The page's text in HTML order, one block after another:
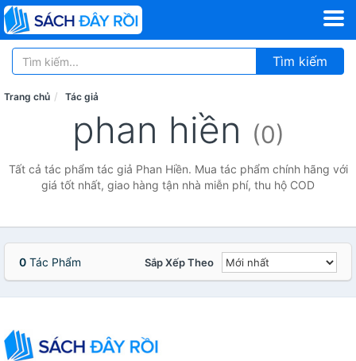
Tìm kiếm
Trang chủ Tác giả
phan hiền (0)
Tất cả tác phẩm tác giả Phan Hiền. Mua tác phẩm chính hãng với
giá tốt nhất, giao hàng tận nhà miễn phí, thu hộ COD
0 Tác Phẩm Sắp Xếp Theo